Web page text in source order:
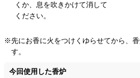
くか、息を吹きかけて消して
ください。
※先にお香に火をつけくゆらせてから、
す。
今回使用した香炉